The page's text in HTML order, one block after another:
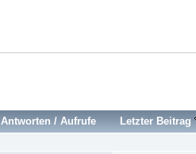
Antworten/ Aufrufe Letzter Beitrag